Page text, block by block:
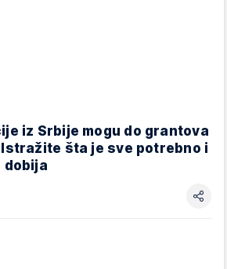
iz Srbije mogu do grantova
Istražite šta je sve potrebno i
dobija